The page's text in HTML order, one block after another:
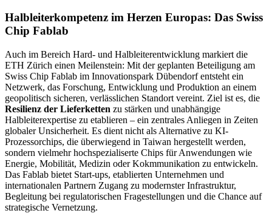
Halbleiterkompetenz im Herzen Europas: Das Swiss
Chip Fablab
Auch im Bereich Hard- und Halbleiterentwicklung markiert die
ETH Zürich einen Meilenstein: Mit der geplanten Beteiligung am
Swiss Chip Fablab im Innovationspark Dübendorf entsteht ein
Netzwerk, das Forschung, Entwicklung und Produktion an einem
geopolitisch sicheren, verlässlichen Standort vereint. Ziel ist es, die
Resilienz der Lieferketten zu stärken und unabhängige
Halbleiterexpertise zu etablieren – ein zentrales Anliegen in Zeiten
globaler Unsicherheit. Es dient nicht als Alternative zu KI-
Prozessorchips, die überwiegend in Taiwan hergestellt werden,
sondern vielmehr hochspezialiserte Chips für Anwendungen wie
Energie, Mobilität, Medizin oder Kokmmunikation zu entwickeln.
Das Fablab bietet Start-ups, etablierten Unternehmen und
internationalen Partnern Zugang zu modernster Infrastruktur,
Begleitung bei regulatorischen Fragestellungen und die Chance auf
strategische Vernetzung.